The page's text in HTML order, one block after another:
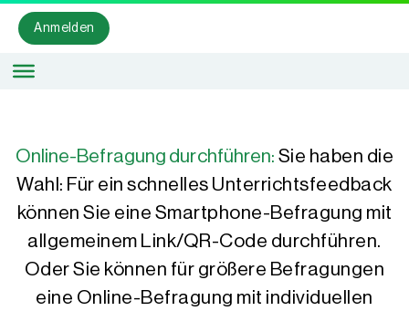
Anmelden
Online-Befragung durchführen: Sie haben die
Wahl: Für ein schnelles Unterrichtsfeedback
können Sie eine Smartphone-Befragung mit
allgemeinem Link/QR-Code durchführen.
Oder Sie können für größere Befragungen
eine Online-Befragung mit individuellen